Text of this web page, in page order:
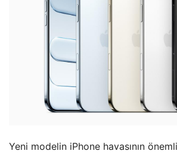
Yeni modelin iPhone havasının